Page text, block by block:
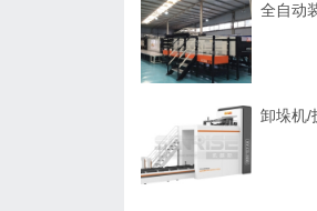
全自动
卸垛机/